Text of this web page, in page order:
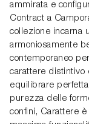
ammirata e
Contract a
collezione incarna
armoniosamente
contemporaneo
carattere distintivo
equilibrare
purezza delle
confini, Carattere